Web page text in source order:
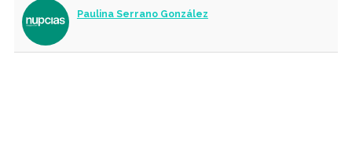
Paulina Serrano González